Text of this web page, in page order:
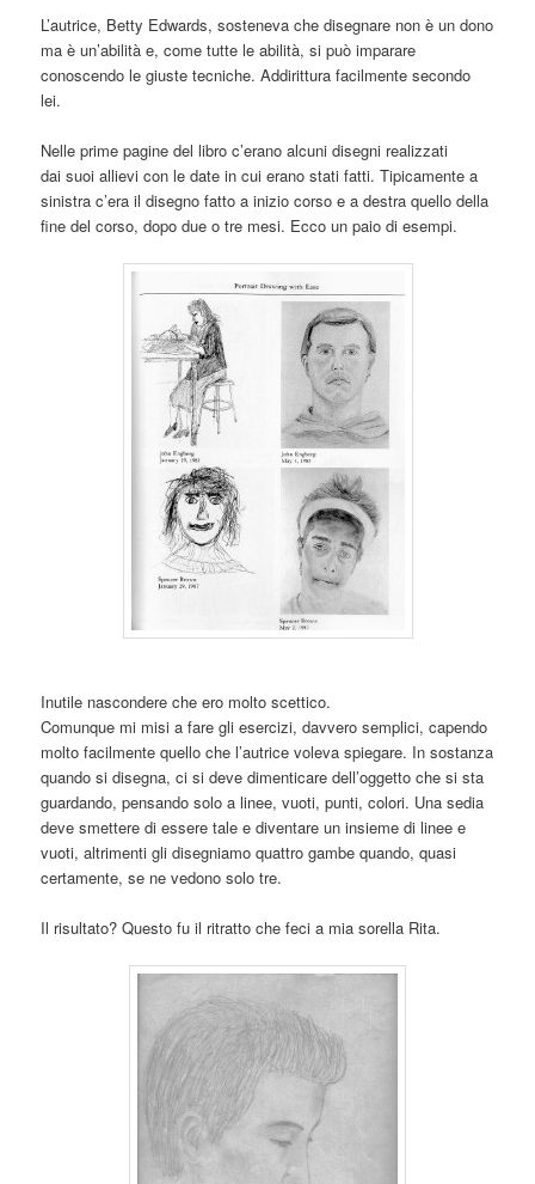
L’autrice, Betty Edwards, sosteneva che disegnare non è un dono
ma è un’abilità e, come tutte le abilità, si può imparare
conoscendo le giuste tecniche. Addirittura facilmente secondo
lei.
Nelle prime pagine del libro c’erano alcuni disegni realizzati
dai suoi allievi con le date in cui erano stati fatti. Tipicamente a
sinistra c’era il disegno fatto a inizio corso e a destra quello della
fine del corso, dopo due o tre mesi. Ecco un paio di esempi.
Inutile nascondere che ero molto scettico.
Comunque mi misi a fare gli esercizi, davvero semplici, capendo
molto facilmente quello che l’autrice voleva spiegare. In sostanza
quando si disegna, ci si deve dimenticare dell’oggetto che si sta
guardando, pensando solo a linee, vuoti, punti, colori. Una sedia
deve smettere di essere tale e diventare un insieme di linee e
vuoti, altrimenti gli disegniamo quattro gambe quando, quasi
certamente, se ne vedono solo tre.
Il risultato? Questo fu il ritratto che feci a mia sorella Rita.